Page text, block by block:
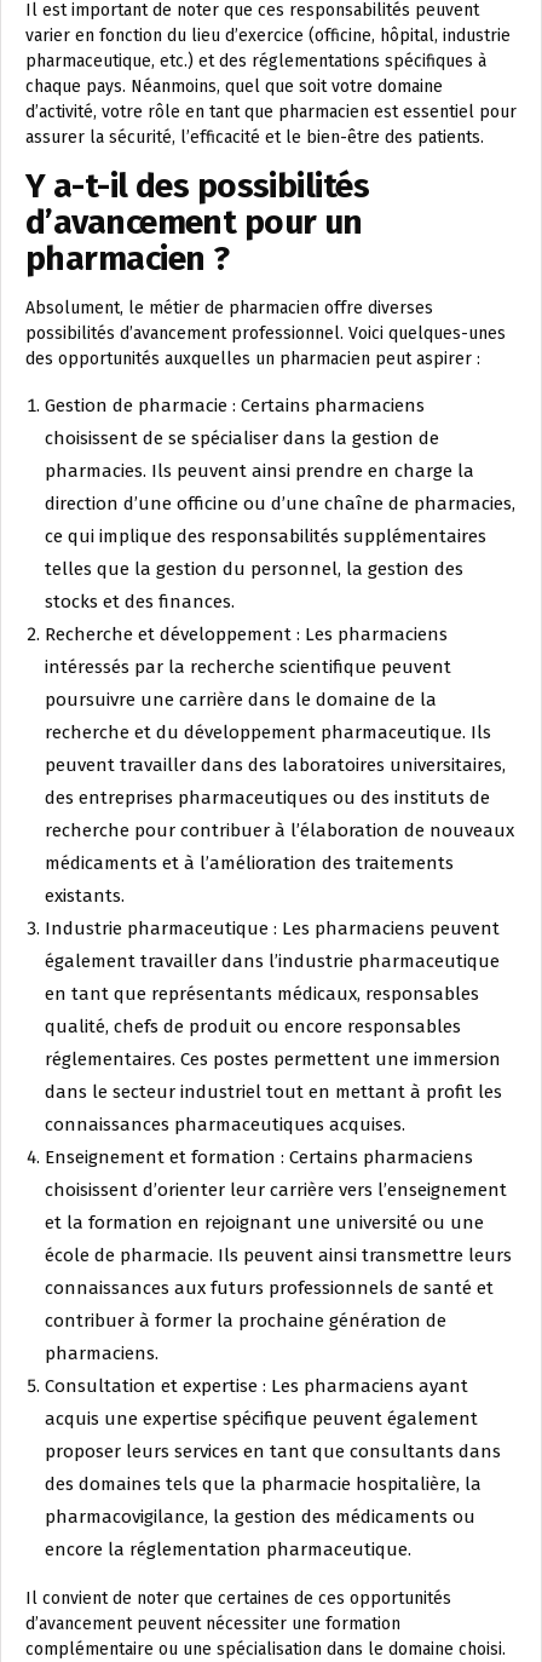
Il est important de noter que ces responsabilités peuvent
varier en fonction du lieu d’exercice (officine, hôpital, industrie
pharmaceutique, etc.) et des réglementations spécifiques à
chaque pays. Néanmoins, quel que soit votre domaine
d’activité, votre rôle en tant que pharmacien est essentiel pour
assurer la sécurité, l’efficacité et le bien-être des patients.
Y a-t-il des possibilités
d’avancement pour un
pharmacien ?
Absolument, le métier de pharmacien offre diverses
possibilités d’avancement professionnel. Voici quelques-unes
des opportunités auxquelles un pharmacien peut aspirer :
Gestion de pharmacie : Certains pharmaciens
choisissent de se spécialiser dans la gestion de
pharmacies. Ils peuvent ainsi prendre en charge la
direction d’une officine ou d’une chaîne de pharmacies,
ce qui implique des responsabilités supplémentaires
telles que la gestion du personnel, la gestion des
stocks et des finances.
Recherche et développement : Les pharmaciens
intéressés par la recherche scientifique peuvent
poursuivre une carrière dans le domaine de la
recherche et du développement pharmaceutique. Ils
peuvent travailler dans des laboratoires universitaires,
des entreprises pharmaceutiques ou des instituts de
recherche pour contribuer à l’élaboration de nouveaux
médicaments et à l’amélioration des traitements
existants.
Industrie pharmaceutique : Les pharmaciens peuvent
également travailler dans l’industrie pharmaceutique
en tant que représentants médicaux, responsables
qualité, chefs de produit ou encore responsables
réglementaires. Ces postes permettent une immersion
dans le secteur industriel tout en mettant à profit les
connaissances pharmaceutiques acquises.
Enseignement et formation : Certains pharmaciens
choisissent d’orienter leur carrière vers l’enseignement
et la formation en rejoignant une université ou une
école de pharmacie. Ils peuvent ainsi transmettre leurs
connaissances aux futurs professionnels de santé et
contribuer à former la prochaine génération de
pharmaciens.
Consultation et expertise : Les pharmaciens ayant
acquis une expertise spécifique peuvent également
proposer leurs services en tant que consultants dans
des domaines tels que la pharmacie hospitalière, la
pharmacovigilance, la gestion des médicaments ou
encore la réglementation pharmaceutique.
Il convient de noter que certaines de ces opportunités
d’avancement peuvent nécessiter une formation
complémentaire ou une spécialisation dans le domaine choisi.